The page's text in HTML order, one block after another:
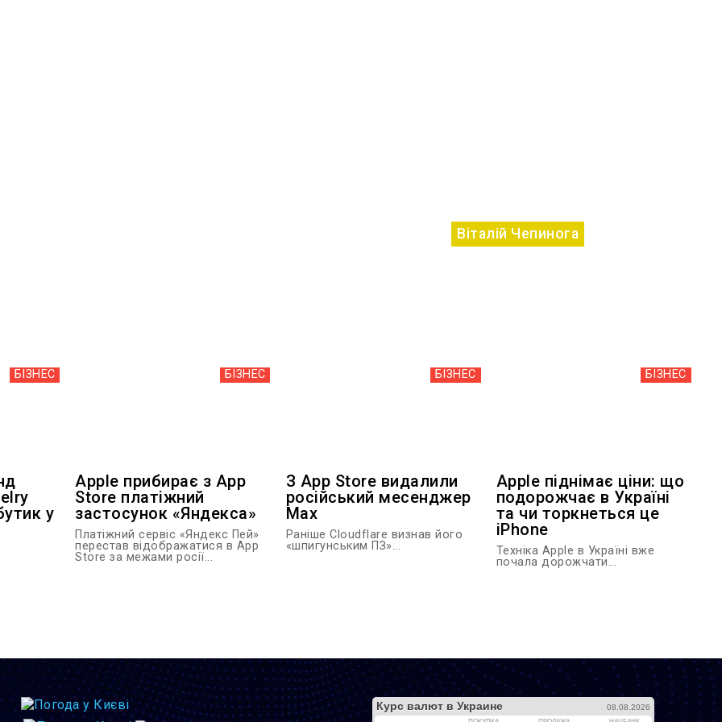
Віталій Чепинога
БІЗНЕС
у
БІЗНЕС
Apple прибирає з App
Store платіжний
застосунок «Яндекса»
Платіжний сервіс «Яндекс Пей»
перестав відображатися в App
Store за межами росії...
БІЗНЕС
З App Store видалили
російський месенджер
Max
Раніше Cloudflare визнав його
«шпигунським ПЗ»...
БІЗНЕС
Apple піднімає ціни: що
подорожчає в Україні
та чи торкнеться це
iPhone
Техніка Apple в Україні вже
почала дорожчати...